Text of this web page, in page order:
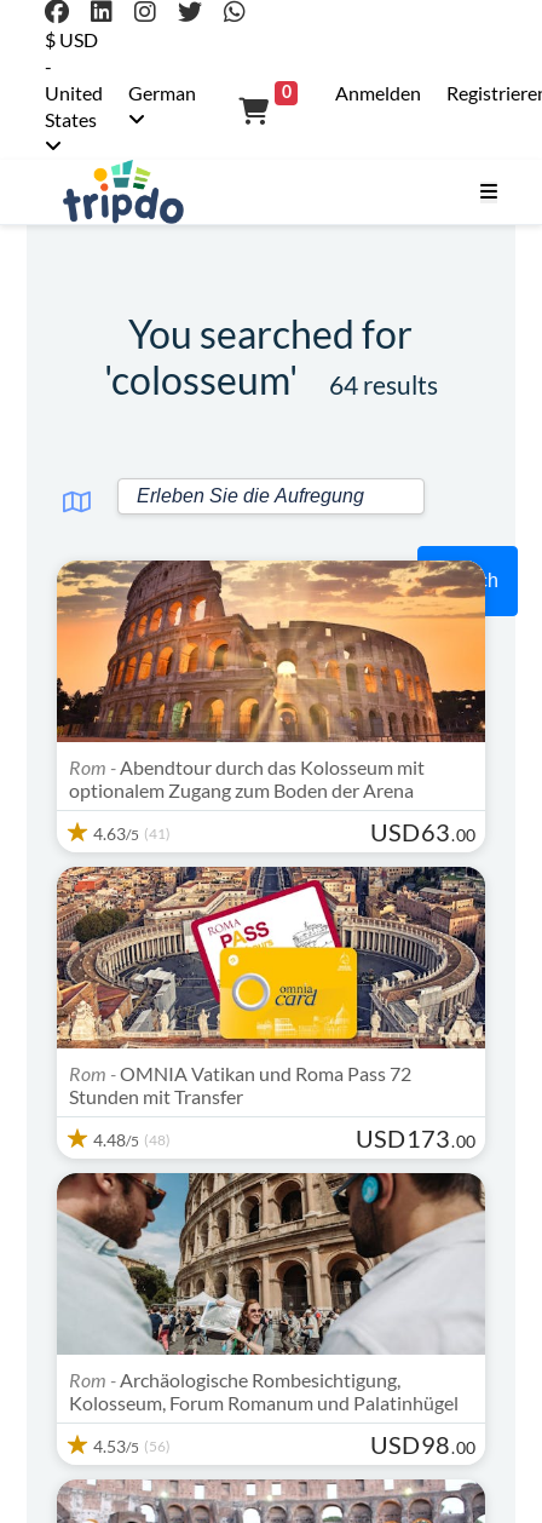
$ USD
-
United
States
German 0 Anmelden
You searched for
'colosseum'
64 results
Search
Rom - Abendtour durch das Kolosseum mit
optionalem Zugang zum Boden der Arena
4.63/5 (41) USD63.00
Rom -OMNIA Vatikan und Roma Pass 72
Stunden mit Transfer
4.48/5 (48) USD173.00
Unbedingt anschauen
Rom - Archäologische Rombesichtigung,
Kolosseum, Forum Romanum und Palatinhügel
4.53/5 (56) USD98.00